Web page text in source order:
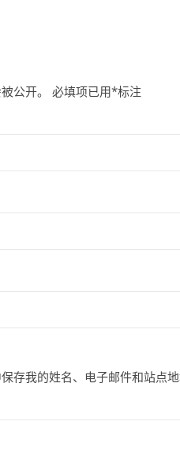
公开。 必填项已用*标注
存我的姓名、电子邮件和站点